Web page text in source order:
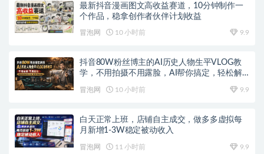
最新抖音漫画图文高收益赛道，10分钟制作一
个作品，稳拿创作者伙伴计划收益
冒泡网 10 小时前 9.9
抖音80W粉丝博主的AI历史人物生平VLOG教
学，不用拍摄不用露脸，AI帮你搞定，轻松解
冒泡网 10 小时前 9.9
白天正常上班，店铺自主成交，做多多虚拟每
月新增1-3W稳定被动收入
冒泡网 11 小时前 9.9